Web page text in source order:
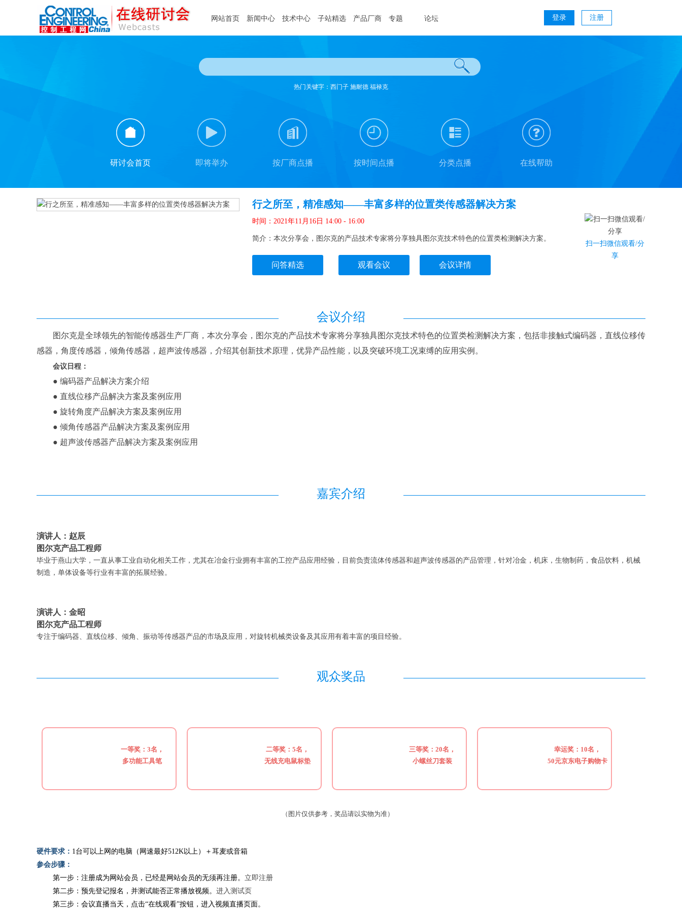
网站首页 新闻中心 技术中心 子站精选 产品厂商 专题 论坛 登录 注册
热门关键字：西门子 施耐德 福禄克
研讨会首页 即将举办 按厂商点播 按时间点播 分类点播 在线帮助
行之所至，精准感知——丰富多样的位置类传感器解决方案
时间：2021年11月16日 14:00 - 16:00
简介：本次分享会，图尔克的产品技术专家将分享独具图尔克技术特色的位置类检测解决方案。
问答精选 观看会议 会议详情
扫一扫微信观看/分
享
会议介绍
图尔克是全球领先的智能传感器生产厂商，本次分享会，图尔克的产品技术专家将分享独具图尔克技术特色的位置类检测解决方案，包括非接触式编码器，直线位移传
感器，角度传感器，倾角传感器，超声波传感器，介绍其创新技术原理，优异产品性能，以及突破环境工况束缚的应用实例。
会议日程：
● 编码器产品解决方案介绍
● 直线位移产品解决方案及案例应用
● 旋转角度产品解决方案及案例应用
● 倾角传感器产品解决方案及案例应用
● 超声波传感器产品解决方案及案例应用
嘉宾介绍
演讲人：赵辰
图尔克产品工程师
毕业于燕山大学，一直从事工业自动化相关工作，尤其在冶金行业拥有丰富的工控产品应用经验，目前负责流体传感器和超声波传感器的产品管理，针对冶金，机床，生物制药，食品饮料，机械
制造，单体设备等行业有丰富的拓展经验。
演讲人：金昭
图尔克产品工程师
专注于编码器、直线位移、倾角、振动等传感器产品的市场及应用，对旋转机械类设备及其应用有着丰富的项目经验。
观众奖品
一等奖：3名，
多功能工具笔
二等奖：5名，
无线充电鼠标垫
三等奖：20名，
小螺丝刀套装
幸运奖：10名，
50元京东电子购物卡
（图片仅供参考，奖品请以实物为准）
硬件要求： 1台可以上网的电脑（网速最好512K以上）＋耳麦或音箱
参会步骤：
第一步：注册成为网站会员，已经是网站会员的无须再注册。 立即注册
第二步：预先登记报名，并测试能否正常播放视频。 进入测试页
第三步：会议直播当天，点击“在线观看”按钮，进入视频直播页面。